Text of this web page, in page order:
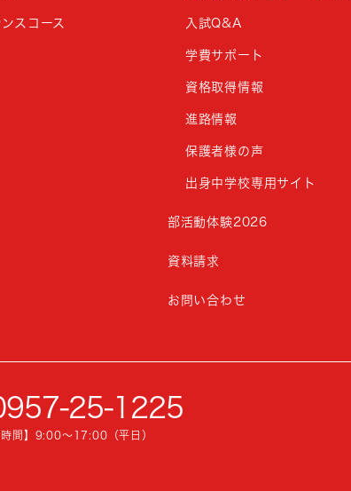
スコース 入試Q&A
学費サポート
資格取得情報
進路情報
保護者様の声
出身中学校専用サイト
部活動体験2026
資料請求
お問い合わせ
25-1225
時間】9:00〜17:00（平日）